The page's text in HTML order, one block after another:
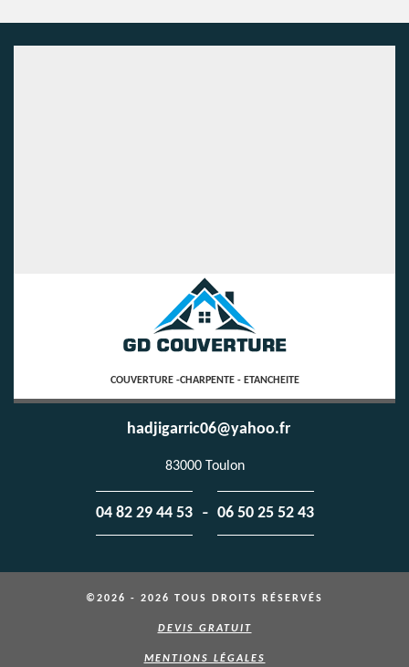
COUVERTURE -CHARPENTE - ETANCHEITE
hadjigarric06@yahoo.fr
83000 Toulon
04 82 29 44 53 - 06 50 25 52 43
©2026 - 2026 TOUS DROITS RÉSERVÉS
DEVIS GRATUIT
MENTIONS LÉGALES